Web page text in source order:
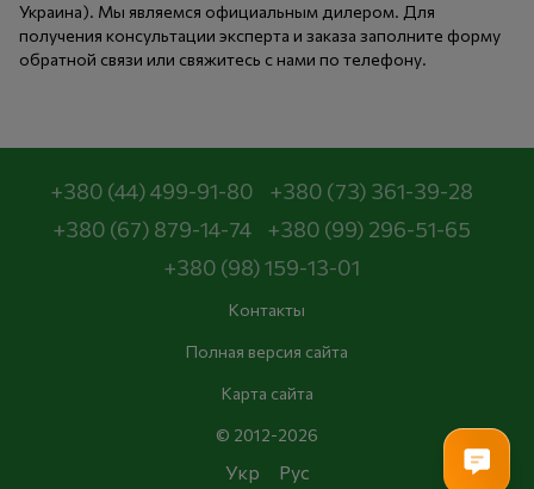
Украина). Мы являемся официальным дилером. Для
получения консультации эксперта и заказа заполните форму
обратной связи или свяжитесь с нами по телефону.
+380 (44) 499-91-80
+380 (73) 361-39-28
+380 (67) 879-14-74
+380 (99) 296-51-65
+380 (98) 159-13-01
Контакты
Полная версия сайта
Карта сайта
© 2012-2026
Укр Рус